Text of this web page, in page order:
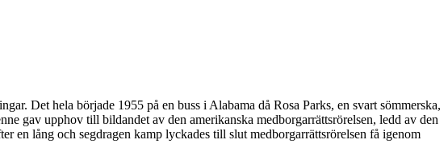
Det hela började 1955 på en buss i Alabama då Rosa Parks, en svart sömmerska,
gav upphov till bildandet av den amerikanska medborgarrättsrörelsen, ledd av den
en lång och segdragen kamp lyckades till slut medborgarrättsrörelsen få igenom